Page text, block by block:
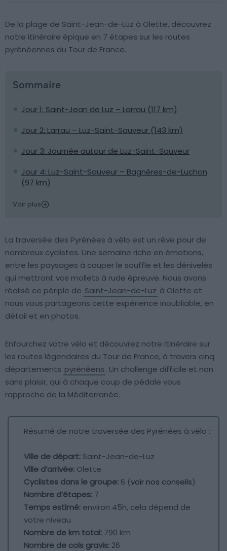
De la plage de Saint-Jean-de-Luz à Olette, découvrez
notre itinéraire épique en 7 étapes sur les routes
pyrénéennes du Tour de France.
Sommaire
Jour 1: Saint-Jean de Luz – Larrau (117 km)
Jour 2: Larrau – Luz-Saint-Sauveur (143 km)
Jour 3: Journée autour de Luz-Saint-Sauveur
Jour 4: Luz-Saint-Sauveur – Bagnères-de-Luchon
(97 km)
Voir plus
La traversée des Pyrénées à vélo est un rêve pour de
nombreux cyclistes. Une semaine riche en émotions,
entre les paysages à couper le souffle et les dénivelés
qui mettront vos mollets à rude épreuve. Nous avons
réalisé ce périple de Saint-Jean-de-Luz à Olette et
nous vous partageons cette expérience inoubliable, en
détail et en photos.
Enfourchez votre vélo et découvrez notre itinéraire sur
les routes légendaires du Tour de France, à travers cinq
départements pyrénéens. Un challenge difficile et non
sans plaisir, qui à chaque coup de pédale vous
rapproche de la Méditerranée.
Résumé de notre traversée des Pyrénées à vélo :
Ville de départ: Saint-Jean-de-Luz
Ville d’arrivée: Olette
Cyclistes dans le groupe: 6 (voir nos conseils)
Nombre d’étapes: 7
Temps estimé: environ 45h, cela dépend de
votre niveau
Nombre de km total: 790 km
Nombre de cols gravis: 26